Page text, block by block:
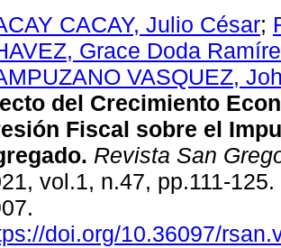
CACAY, Julio César;
Grace Doda
VASQUEZ,
del Crecimiento
Fiscal sobre el
Revista San
vol.1, n.47, pp.111-
doi.org/10.36097/